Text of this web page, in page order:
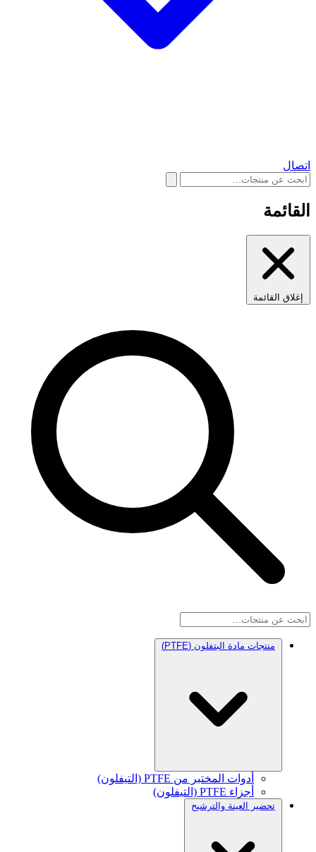
اتصال
القائمة
إغلاق القائمة
منتجات مادة البتفلون (PTFE)
أدوات المختبر من PTFE (التيفلون)
أجزاء PTFE (التيفلون)
تحضير العينة والترشيح